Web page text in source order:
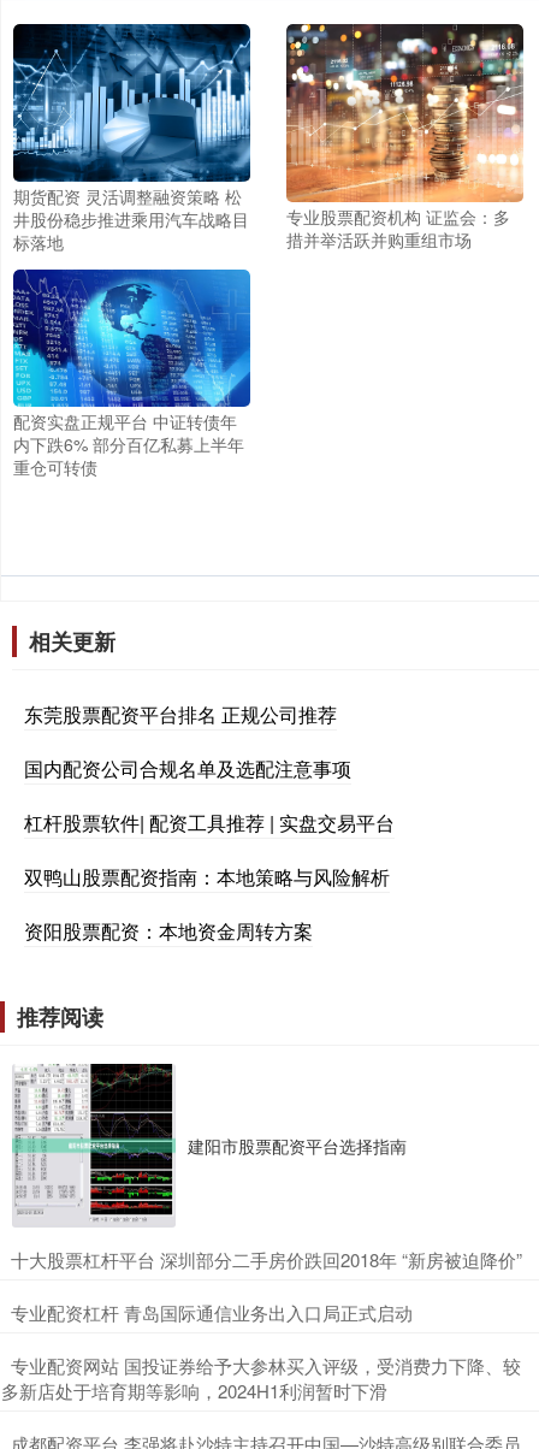
期货配资 灵活调整融资策略 松
井股份稳步推进乘用汽车战略目
标落地
专业股票配资机构 证监会：多
措并举活跃并购重组市场
配资实盘正规平台 中证转债年
内下跌6% 部分百亿私募上半年
重仓可转债
相关更新
东莞股票配资平台排名 正规公司推荐
国内配资公司合规名单及选配注意事项
杠杆股票软件| 配资工具推荐 | 实盘交易平台
双鸭山股票配资指南：本地策略与风险解析
资阳股票配资：本地资金周转方案
推荐阅读
建阳市股票配资平台选择指南
​十大股票杠杆平台 深圳部分二手房价跌回2018年 “新房被迫降价”
​专业配资杠杆 青岛国际通信业务出入口局正式启动
​专业配资网站 国投证券给予大参林买入评级，受消费力下降、较
多新店处于培育期等影响，2024H1利润暂时下滑
​成都配资平台 李强将赴沙特主持召开中国—沙特高级别联合委员